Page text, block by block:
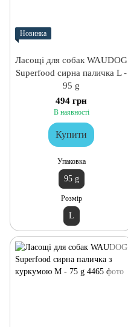
Новинка
Ласощі для собак WAUDOG
Superfood сирна паличка L -
95 g
494 грн
В наявності
Купити
Упаковка
95 g
Розмір
L